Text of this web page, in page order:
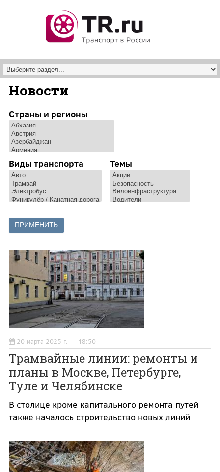
Новости
Страны и регионы
Виды транспорта Темы
20 марта 2025 г. — 18:50
Трамвайные линии: ремонты и
планы в Москве, Петербурге,
Туле и Челябинске
В столице кроме капитального ремонта путей
также началось строительство новых линий